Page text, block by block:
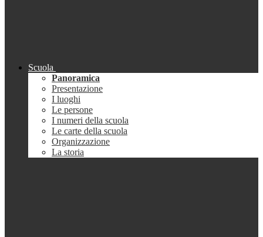
Scuola
Panoramica
Presentazione
I luoghi
Le persone
I numeri della scuola
Le carte della scuola
Organizzazione
La storia